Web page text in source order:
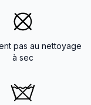
pas au nettoyage
à sec